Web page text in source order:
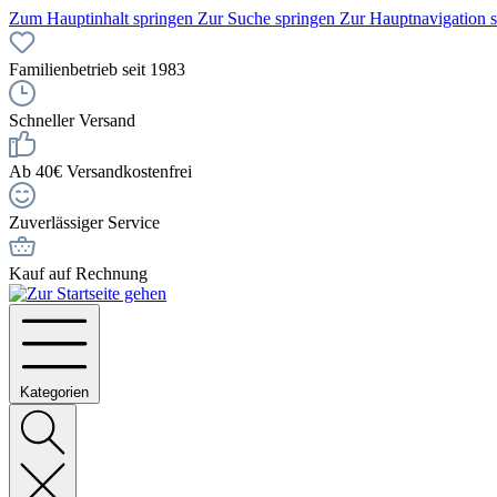
Zum Hauptinhalt springen Zur Suche springen Zur Hauptnavigation
Familienbetrieb seit 1983
Schneller Versand
Ab 40€ Versandkostenfrei
Zuverlässiger Service
Kauf auf Rechnung
Kategorien